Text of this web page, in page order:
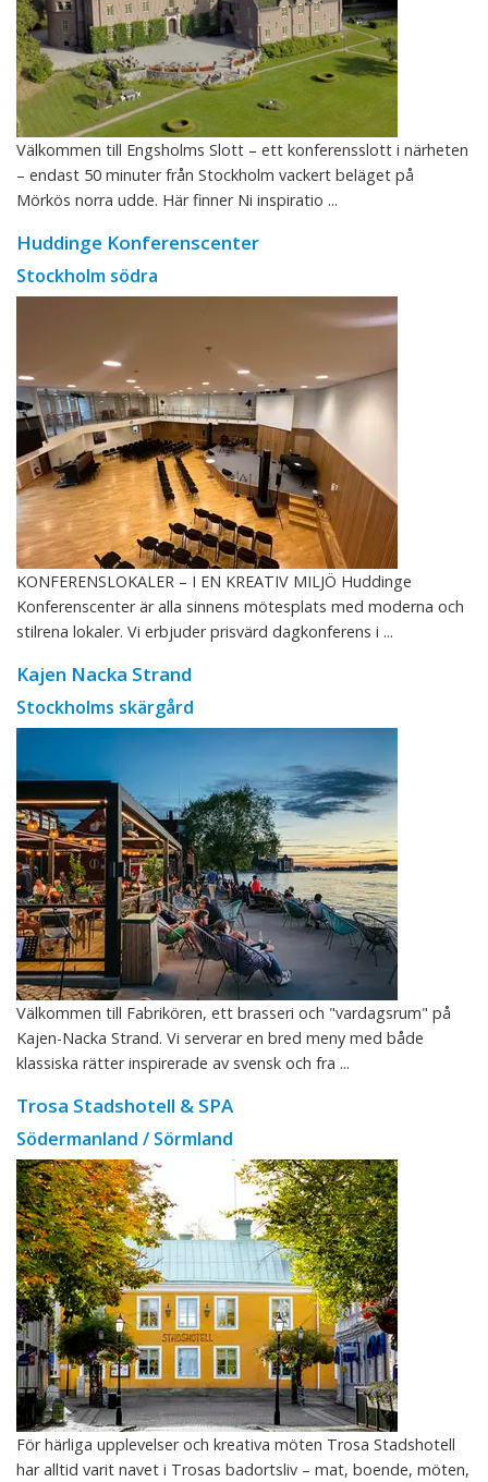
Välkommen till Engsholms Slott – ett konferensslott i närheten
– endast 50 minuter från Stockholm vackert beläget på
Mörkös norra udde. Här finner Ni inspiratio ...
Huddinge Konferenscenter
Stockholm södra
KONFERENSLOKALER – I EN KREATIV MILJÖ Huddinge
Konferenscenter är alla sinnens mötesplats med moderna och
stilrena lokaler. Vi erbjuder prisvärd dagkonferens i ...
Kajen Nacka Strand
Stockholms skärgård
Välkommen till Fabrikören, ett brasseri och "vardagsrum" på
Kajen-Nacka Strand. Vi serverar en bred meny med både
klassiska rätter inspirerade av svensk och fra ...
Trosa Stadshotell & SPA
Södermanland / Sörmland
För härliga upplevelser och kreativa möten Trosa Stadshotell
har alltid varit navet i Trosas badortsliv – mat, boende, möten,